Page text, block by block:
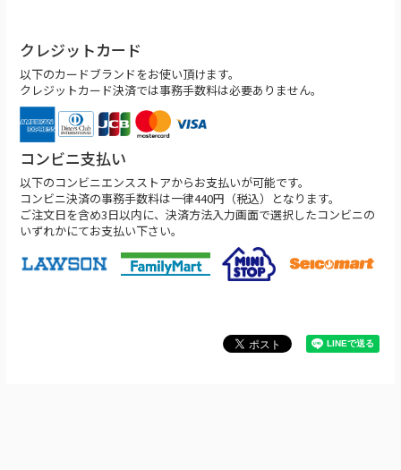
クレジットカード
以下のカードブランドをお使い頂けます。
クレジットカード決済では事務手数料は必要ありません。
コンビニ支払い
以下のコンビニエンスストアからお支払いが可能です。
コンビニ決済の事務手数料は一律440円（税込）となります。
ご注文日を含め3日以内に、決済方法入力画面で選択したコンビニの
いずれかにてお支払い下さい。